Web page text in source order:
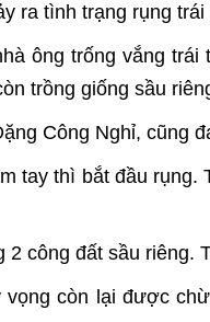
ra tình trạng rụng
ông trống vắng
trồng giống sầu
Công Nghỉ, cũng
tay thì bắt đầu
2 công đất sầu
còn lại được